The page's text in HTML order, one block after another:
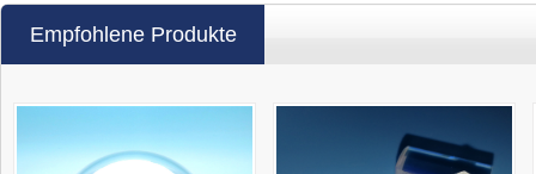
Empfohlene Produkte